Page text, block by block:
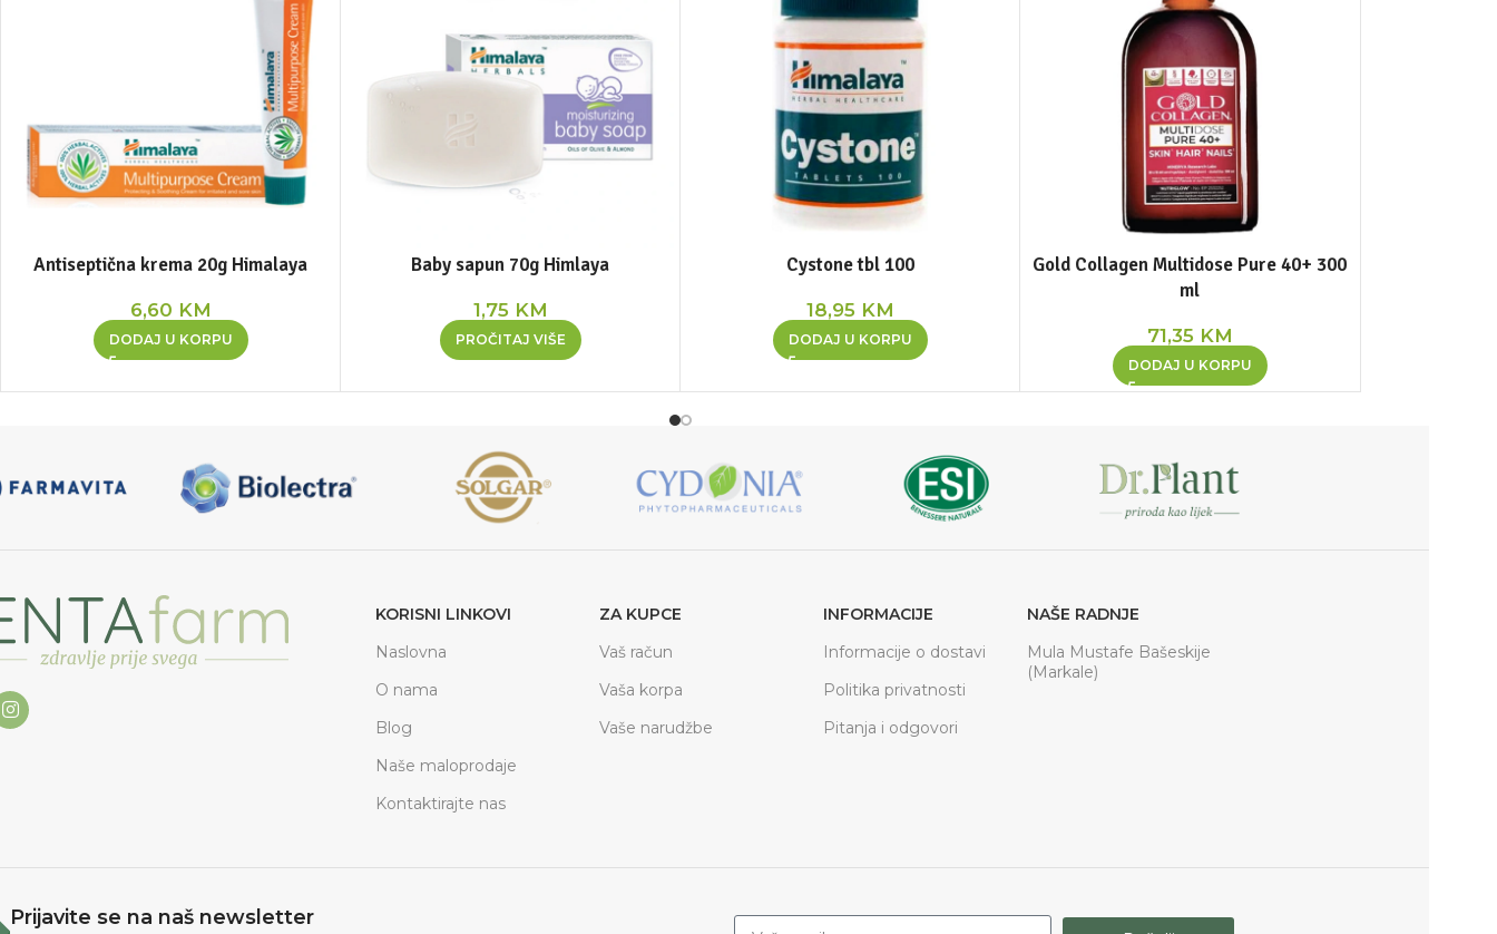
Antiseptična krema 20g Himalaya
6,60 KM
DODAJ U KORPU
Baby sapun 70g Himlaya
1,75 KM
PROČITAJ VIŠE
Cystone tbl 100
18,95 KM
DODAJ U KORPU
Gold Collagen Multidose Pure 40+ 300
ml
71,35 KM
DODAJ U KORPU
KORISNI LINKOVI
Naslovna
O nama
Blog
Naše maloprodaje
Kontaktirajte nas
ZA KUPCE
Vaš račun
Vaša korpa
Vaše narudžbe
INFORMACIJE
Informacije o dostavi
Politika privatnosti
Pitanja i odgovori
NAŠE RADNJE
Mula Mustafe Bašeskije
(Markale)
Prijavite se na naš newsletter